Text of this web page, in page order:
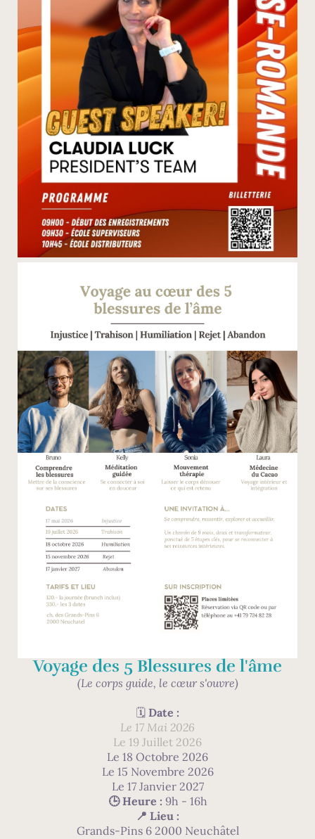
Voyage des 5 Blessures de l'âme
(Le corps guide, le cœur s'ouvre)
🗓 Date :
Le 17 Mai 2026
Le 19 Juillet 2026
Le 18 Octobre 2026
Le 15 Novembre 2026
Le 17 Janvier 2027
🕒 Heure : 9h - 16h
📍 Lieu :
Grands-Pins 6 2000 Neuchâtel